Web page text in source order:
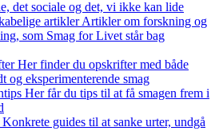
det sociale og det, vi ikke kan lide
artiklerArtikler om forskning og
som Smag for Livet står bag
Her finder du opskrifter med både
og eksperimenterende smag
Her får du tips til at få smagen frem i
Konkrete guides til at sanke urter, undgå